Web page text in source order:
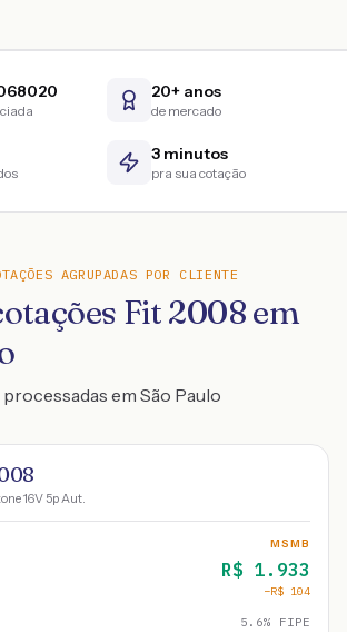
20+ anos
de mercado
3 minutos
pra sua cotação
AGRUPADAS POR CLIENTE
Fit 2008 em
em São Paulo
16V 5p Aut.
MSMB
R$ 1.933
−R$ 104
5.6% FIPE